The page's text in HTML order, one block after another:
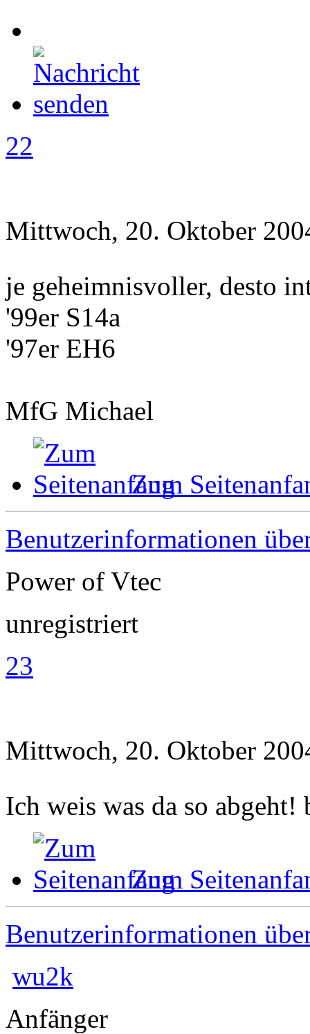
22
Mittwoch, 20. Oktober
je geheimnisvoller, desto
'99er S14a
'97er EH6
MfG Michael
Zum
Benutzerinformationen
Power of Vtec
unregistriert
23
Mittwoch, 20. Oktober
Ich weis was da so abgeht!
Zum
Benutzerinformationen
wu2k
Anfänger